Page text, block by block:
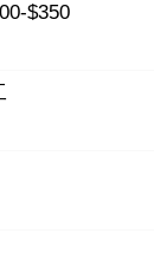
$350